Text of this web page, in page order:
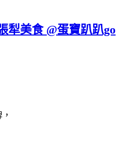
犁美食 @蛋寶趴趴go